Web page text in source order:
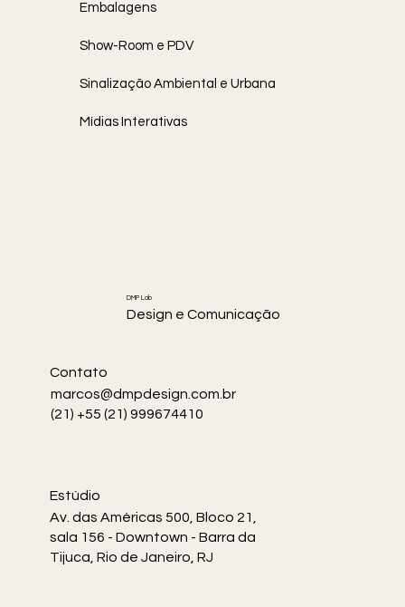
Embalagens
Show-Room e PDV
Sinalização Ambiental e Urbana
Mídias Interativas
DMP Lab
Design e Comunicação
Contato
marcos@dmpdesign.com.br
(21) +55 (21) 999674410
Estúdio
Av. das Américas 500, Bloco 21,
sala 156 - Downtown - Barra da
Tijuca, Rio de Janeiro, RJ